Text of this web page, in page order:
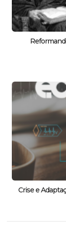
Crise e